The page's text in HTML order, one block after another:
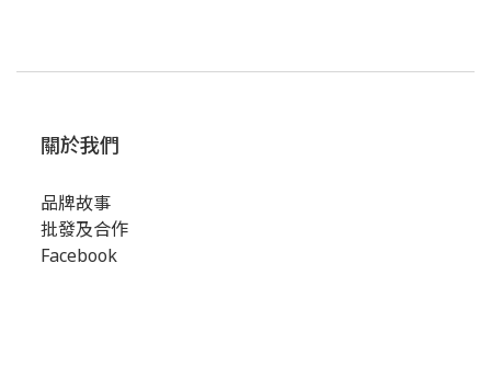
關於我們
品牌故事
批發及合作
Facebook